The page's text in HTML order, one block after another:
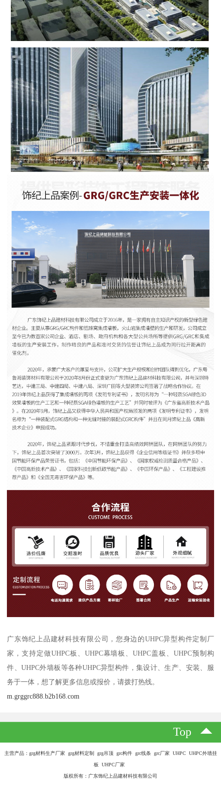
广东饰纪上品建材科技有限公司，您身边的UHPC异型构件定制厂
家，支持定做UHPC板、UHPC幕墙板、UHPC盖板、UHPC预制构
件、UHPC外墙板等各种UHPC异型构件，集设计、生产、安装、服
务于一体，想了解更多信息或报价，请拨打热线。
m.grggrc888.b2b168.com
Top
主营产品：grg材料生产厂家 grg材料定制 grg吊顶 grc构件 grc线条 grc厂家 UHPC UHPC外墙挂
板 UHPC厂家
版权所有：广东饰纪上品建材科技有限公司